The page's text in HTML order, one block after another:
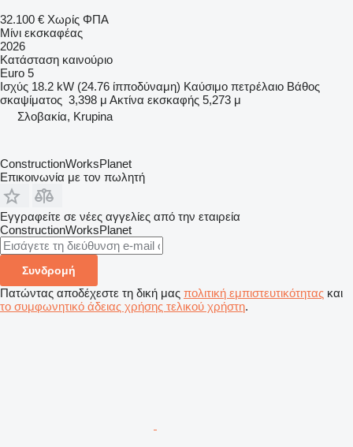
32.100 € Χωρίς ΦΠΑ
Μίνι εκσκαφέας
2026
Κατάσταση καινούριο
Euro 5
Ισχύς 18.2 kW (24.76 ίπποδύναμη) Καύσιμο πετρέλαιο Βάθος
σκαψίματος 3,398 μ Ακτίνα εκσκαφής 5,273 μ
Σλοβακία, Krupina
ConstructionWorksPlanet
Επικοινωνία με τον πωλητή
Εγγραφείτε σε νέες αγγελίες από την εταιρεία
ConstructionWorksPlanet
Συνδρομή
Πατώντας αποδέχεστε τη δική μας πολιτική εμπιστευτικότητας και
το συμφωνητικό άδειας χρήσης τελικού χρήστη.